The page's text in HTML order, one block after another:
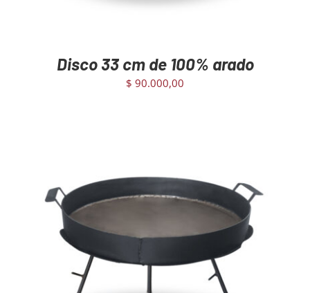
Disco 33 cm de 100% arado
$ 90.000,00
AGREGAR AL CARRITO DETAILS